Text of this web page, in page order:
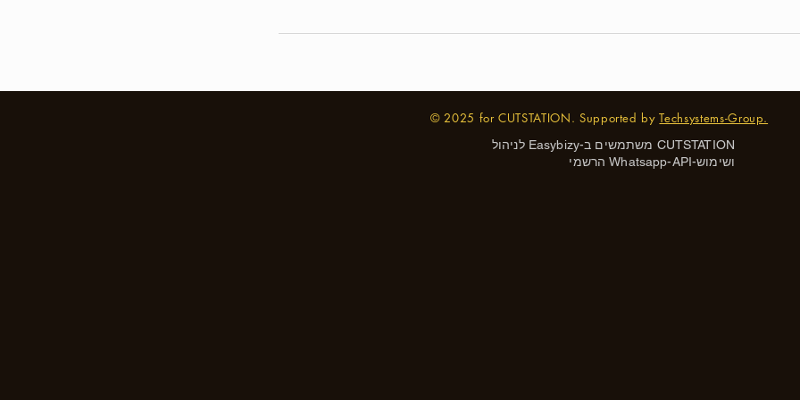
© 2025 for CUTSTATION. Supported byTechsystems-Group.
CUTSTATION משתמשים ב- Easybizy לניהול
ושימוש-Whatsapp-API הרשמי